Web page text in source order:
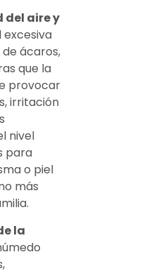
del aire y
excesiva
ácaros,
que la
provocar
irritación
nivel
para
o piel
más
la